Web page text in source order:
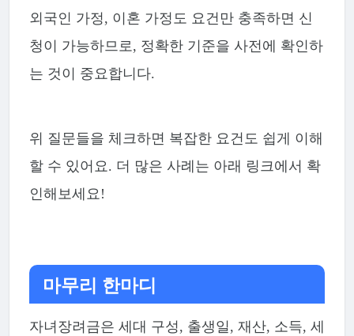
외국인 가정, 이혼 가정도 요건만 충족하면 신
청이 가능하므로, 정확한 기준을 사전에 확인하
는 것이 중요합니다.
위 질문들을 체크하면 복잡한 요건도 쉽게 이해
할 수 있어요. 더 많은 사례는 아래 링크에서 확
인해보세요!
마무리 한마디
자녀장려금은 세대 구성, 출생일, 재산, 소득, 세